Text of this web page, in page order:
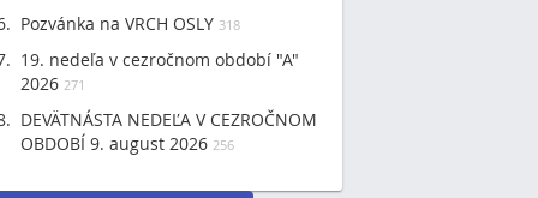
Pozvánka na VRCH OSLY 318
19. nedeľa v cezročnom období "A"
2026 271
DEVÄTNÁSTA NEDEĽA V CEZROČNOM
OBDOBÍ 9. august 2026 256